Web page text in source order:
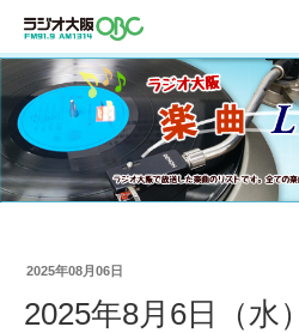
2025年08月06日
2025年8月6日（水）